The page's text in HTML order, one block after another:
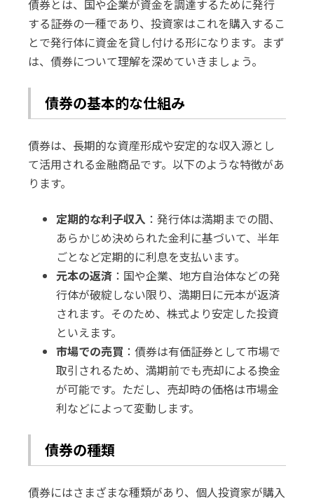
債券とは、国や企業が資金を調達するために発行
する証券の一種であり、投資家はこれを購入するこ
とで発行体に資金を貸し付ける形になります。まず
は、債券について理解を深めていきましょう。
債券の基本的な仕組み
債券は、長期的な資産形成や安定的な収入源とし
て活用される金融商品です。以下のような特徴があ
ります。
定期的な利子収入 ：発行体は満期までの間、
あらかじめ決められた金利に基づいて、半年
ごとなど定期的に利息を支払います。
元本の返済 ：国や企業、地方自治体などの発
行体が破綻しない限り、満期日に元本が返済
されます。そのため、株式より安定した投資
といえます。
市場での売買 ：債券は有価証券として市場で
取引されるため、満期前でも売却による換金
が可能です。ただし、売却時の価格は市場金
利などによって変動します。
債券の種類
債券にはさまざまな種類があり、個人投資家が購入